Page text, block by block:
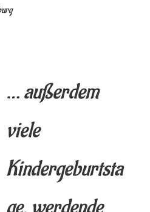
… außerdem
viele
Kindergeburtsta